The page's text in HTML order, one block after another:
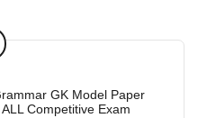
GK Model Paper
Competitive Exam